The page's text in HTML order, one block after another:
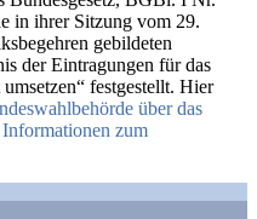
in ihrer Sitzung vom 29.
gebildeten
der Eintragungen für das
festgestellt. Hier
über das
zum